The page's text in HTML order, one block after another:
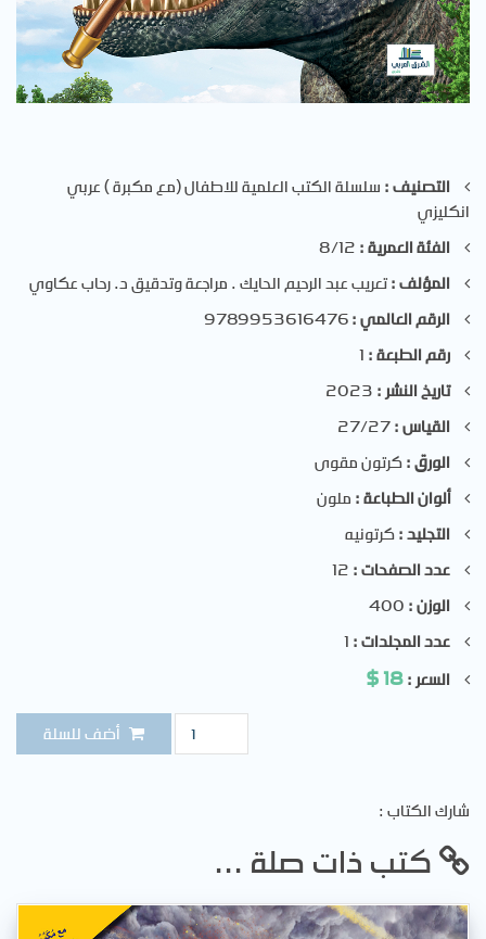
التصنيف : سلسلة الكتب العلمية للاطفال (مع مكبرة ) عربي
انكليزي
الفئة العمرية : 8/12
المؤلف :تعريب عبد الرحيم الحايك . مراجعة وتدقيق د. رحاب عكاوي
الرقم العالمي :9789953616476
رقم الطبعة : 1
تاريخ النشر : 2023
القياس :27/27
الورق :كرتون مقوى
ألوان الطباعة : ملون
التجليد :كرتونيه
عدد الصفحات : 12
الوزن : 400
عدد المجلدات : 1
السعر :18
$
الكمية
: شارك الكتاب